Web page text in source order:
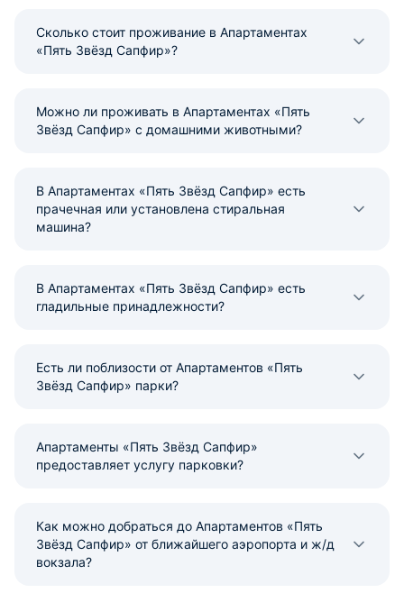
Сколько стоит проживание в Апартаментах
«Пять Звёзд Сапфир»?
Можно ли проживать в Апартаментах «Пять
Звёзд Сапфир» с домашними животными?
В Апартаментах «Пять Звёзд Сапфир» есть
прачечная или установлена стиральная
машина?
В Апартаментах «Пять Звёзд Сапфир» есть
гладильные принадлежности?
Есть ли поблизости от Апартаментов «Пять
Звёзд Сапфир» парки?
Апартаменты «Пять Звёзд Сапфир»
предоставляет услугу парковки?
Как можно добраться до Апартаментов «Пять
Звёзд Сапфир» от ближайшего аэропорта и ж/д
вокзала?